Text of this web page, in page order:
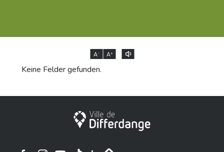
A- A+
Keine Felder gefunden.
Stadt Differdingen